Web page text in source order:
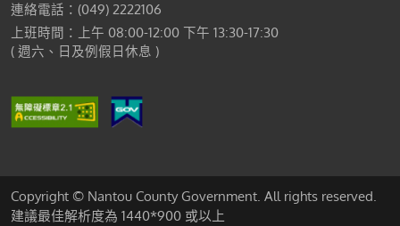
連絡電話：(049) 2222106
上班時間：上午 08:00-12:00 下午 13:30-17:30
( 週六、日及例假日休息 )
Copyright © Nantou County Government. All rights reserved.
建議最佳解析度為 1440*900 或以上